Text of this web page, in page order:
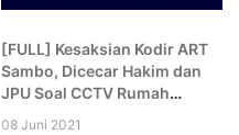
[FULL] Kesaksian Kodir ART
Sambo, Dicecar Hakim dan
JPU Soal CCTV Rumah
hingga Komplek: Aneh Kamu!
08 Juni 2021